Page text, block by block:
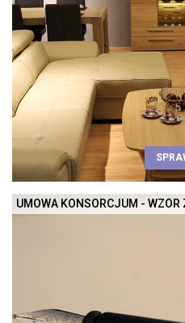
UMOWA KONSORCJUM - WZÓR